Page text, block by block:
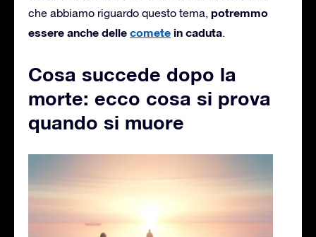
che abbiamo riguardo questo tema, potremmo
essere anche delle comete in caduta.
Cosa succede dopo la
morte: ecco cosa si prova
quando si muore